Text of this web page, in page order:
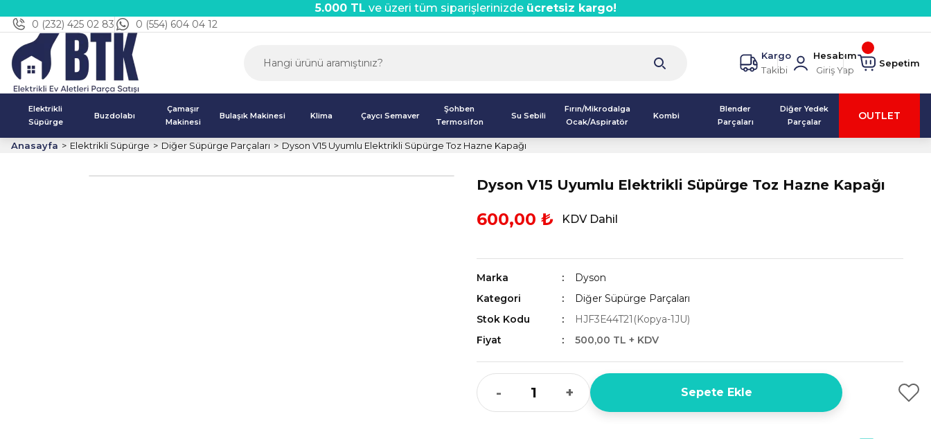
5.000 TL ve üzeri tüm siparişlerinizde ücretsiz kargo!
0 (232) 425 02 83 0 (554) 604 04 12
Kargo
Takibi
Hesabım
Giriş Yap
Sepetim
Elektrikli
Süpürge
Buzdolabı
Çamaşır
Makinesi
Bulaşık Makinesi Klima Çaycı Semaver
Şohben
Termosifon
Su Sebili
Fırın/Mikrodalga
Ocak/Aspiratör
Kombi
Blender
Parçaları
Diğer Yedek
Parçalar
OUTLET
Anasayfa Elektrikli Süpürge Diğer Süpürge Parçaları Dyson V15 Uyumlu Elektrikli Süpürge Toz Hazne Kapağı
Dyson V15 Uyumlu Elektrikli Süpürge Toz Hazne Kapağı
600,00 ₺ KDV Dahil
Marka
Dyson
Kategori
Diğer Süpürge Parçaları
Stok Kodu
HJF3E44T21(Kopya-1JU)
Fiyat
500,00 TL + KDV
- + Sepete Ekle